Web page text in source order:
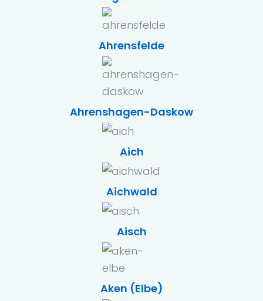
Ahrensfelde
Ahrenshagen-Daskow
Aich
Aichwald
Aisch
Aken (Elbe)